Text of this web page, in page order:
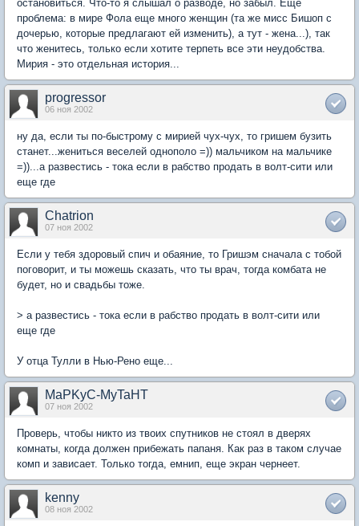
остановиться. Что-то я слышал о разводе, но забыл. Еще
проблема: в мире Фола еще много женщин (та же мисс Бишоп с
дочерью, которые предлагают ей изменить), а тут - жена...), так
что женитесь, только если хотите терпеть все эти неудобства.
Мирия - это отдельная история...
progressor
06 ноя 2002
ну да, если ты по-быстрому с мирией чух-чух, то гришем бузить
станет...жениться веселей однополо =)) мальчиком на мальчике
=))...а развестись - тока если в рабство продать в волт-сити или
еще где
Chatrion
07 ноя 2002
Если у тебя здоровый спич и обаяние, то Гришэм сначала с тобой
поговорит, и ты можешь сказать, что ты врач, тогда комбата не
будет, но и свадьбы тоже.
> а развестись - тока если в рабство продать в волт-сити или
еще где
У отца Тулли в Нью-Рено еще...
MaPKyC-MyTaHT
07 ноя 2002
Проверь, чтобы никто из твоих спутников не стоял в дверях
комнаты, когда должен прибежать папаня. Как раз в таком случае
комп и зависает. Только тогда, емнип, еще экран чернеет.
kenny
08 ноя 2002